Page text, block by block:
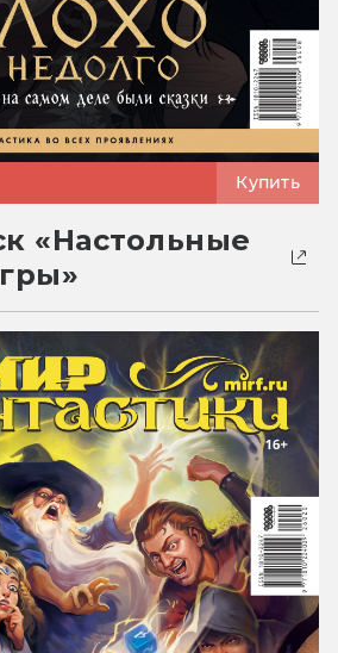
Купить
«Настольные